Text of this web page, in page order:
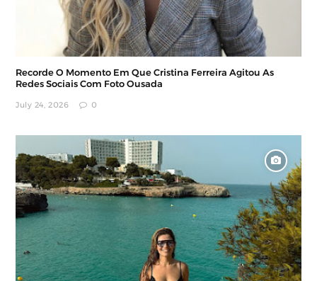
Recorde O Momento Em Que Cristina Ferreira Agitou As
Redes Sociais Com Foto Ousada
July 24, 2026 0